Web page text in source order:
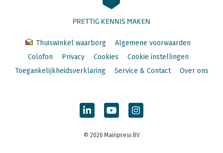
PRETTIG KENNIS MAKEN
Thuiswinkel waarborg
Algemene voorwaarden
Colofon
Privacy Cookies
Cookie instellingen
Toegankelijkheidsverklaring
Service & Contact Over ons
© 2026 Mainpress BV